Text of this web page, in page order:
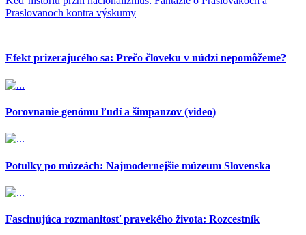
Praslovanoch kontra výskumy
Efekt prizerajucého sa: Prečo človeku v núdzi nepomôžeme?
Porovnanie genómu ľudí a šimpanzov (video)
Potulky po múzeách: Najmodernejšie múzeum Slovenska
Fascinujúca rozmanitosť pravekého života: Rozcestník